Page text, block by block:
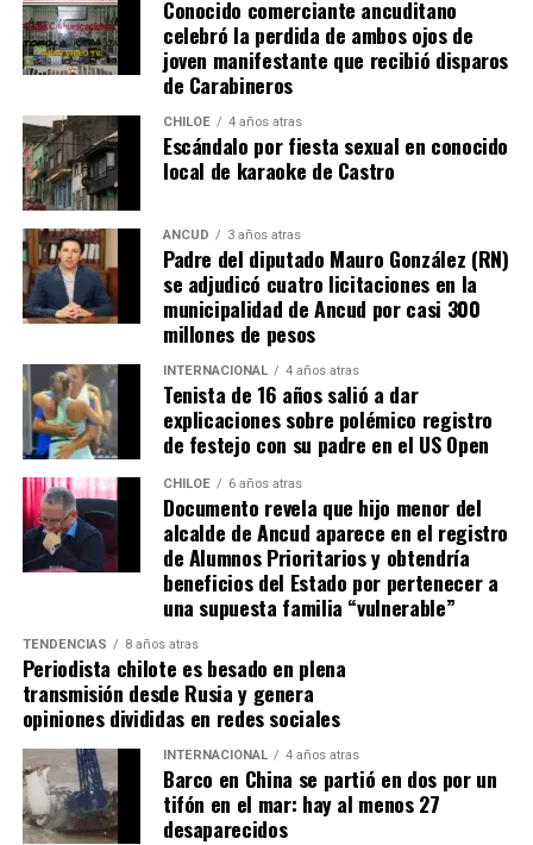
Conocido comerciante ancuditano
celebró la perdida de ambos ojos de
joven manifestante que recibió disparos
de Carabineros
CHILOE 4 años atras
Escándalo por fiesta sexual en conocido
local de karaoke de Castro
ANCUD 3 años atras
Padre del diputado Mauro González (RN)
se adjudicó cuatro licitaciones en la
municipalidad de Ancud por casi 300
millones de pesos
INTERNACIONAL 4 años atras
Tenista de 16 años salió a dar
explicaciones sobre polémico registro
de festejo con su padre en el US Open
CHILOE 6 años atras
Documento revela que hijo menor del
alcalde de Ancud aparece en el registro
de Alumnos Prioritarios y obtendría
beneficios del Estado por pertenecer a
una supuesta familia “vulnerable”
TENDENCIAS 8 años atras
Periodista chilote es besado en plena
transmisión desde Rusia y genera
opiniones divididas en redes sociales
INTERNACIONAL 4 años atras
Barco en China se partió en dos por un
tifón en el mar: hay al menos 27
desaparecidos